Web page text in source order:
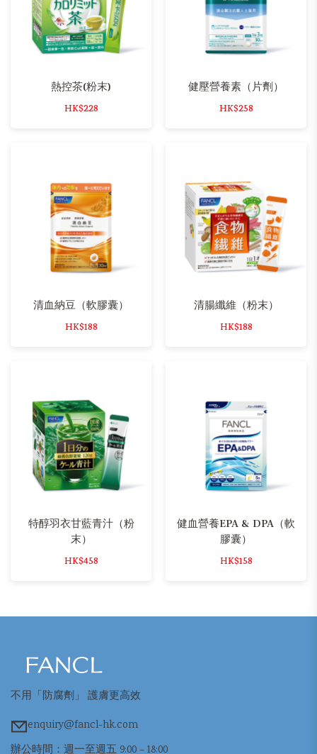
熱控茶(粉末)
HK$228
健壓營養素（片劑）
HK$258
清血納豆（軟膠囊）
HK$188
清腸纖維（粉末）
HK$188
特醇羽衣甘藍青汁（粉
末）
HK$458
健血營養EPA & DPA（軟
膠囊）
HK$158
不用「防腐劑」 護膚更高效
enquiry@fancl-hk.com
辦公時間：週一至週五 9:00 – 18:00